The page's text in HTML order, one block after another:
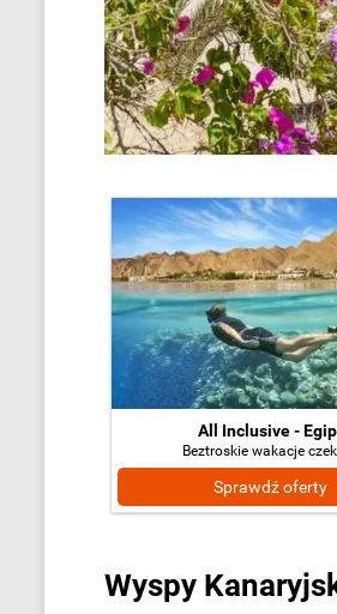
All Inclusive -
Beztroskie wakacje
Sprawdź oferty
Wyspy